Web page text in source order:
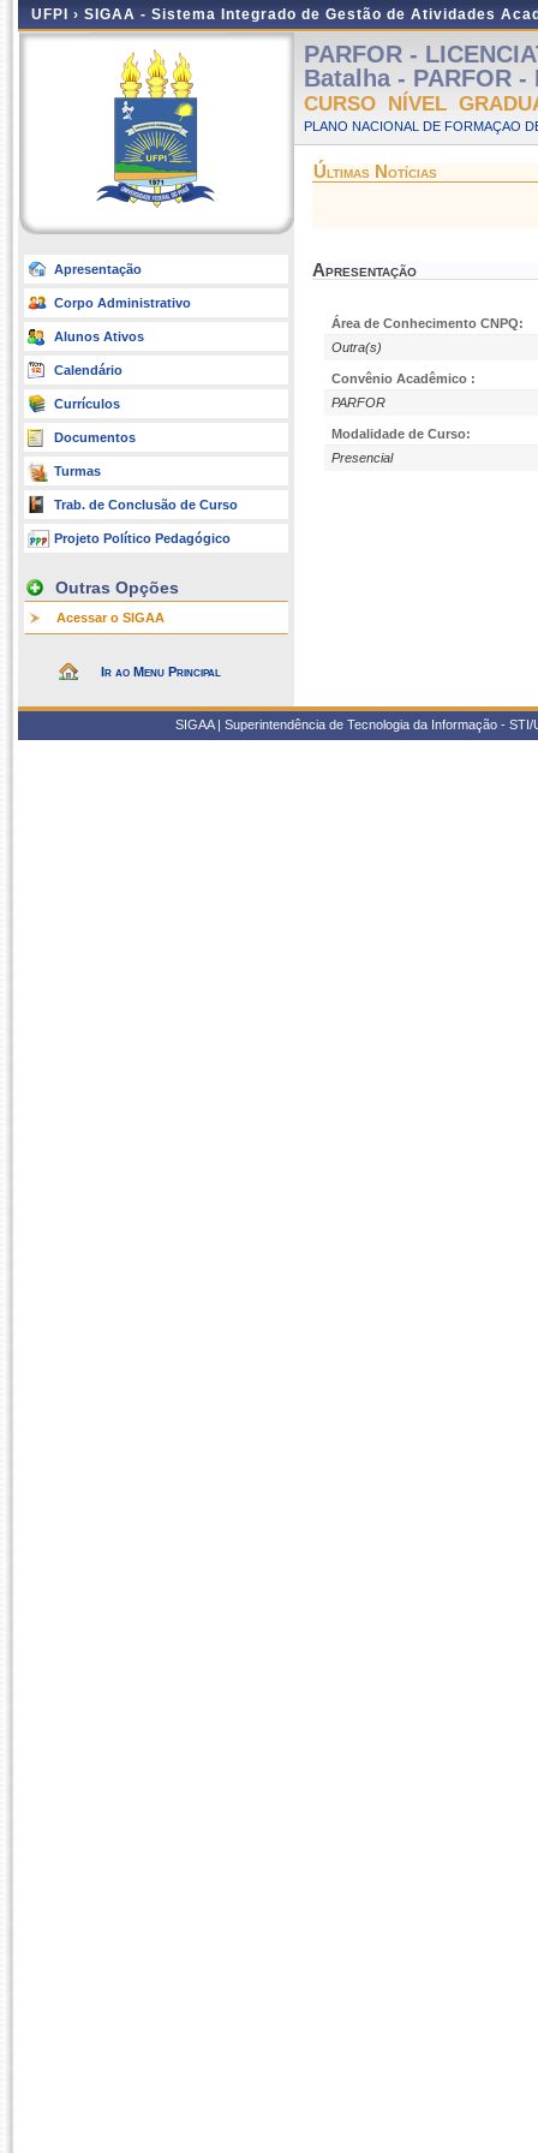
UFPI › SIGAA - Sistema Integrado de Gestão de Atividades
Apresentação
Corpo Administrativo
Alunos Ativos
Calendário
Currículos
Documentos
Turmas
Trab. de Conclusão de Curso
Projeto Político Pedagógico
Outras Opções
Acessar o SIGAA
Ir ao Menu Principal
PARFOR -
Batalha - PARFOR
CURSO NÍVEL
PLANO NACIONAL DE FORMAÇAO
Últimas Notícias
Apresentação
Área de Conhecimento CNPQ:
Outra(s)
Convênio Acadêmico :
PARFOR
Modalidade de Curso:
Presencial
SIGAA | Superintendência de Tecnologia da Informação -